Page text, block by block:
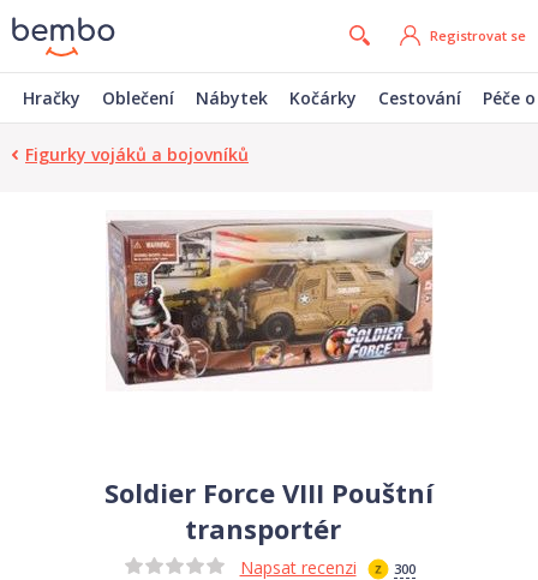
Registrovat se
Hračky Oblečení Nábytek Kočárky Cestování Péče
Figurky vojáků a bojovníků
Soldier Force VIII Pouštní
transportér
Napsat recenzi 300